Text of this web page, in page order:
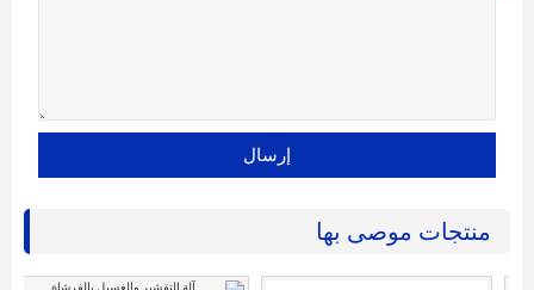
إرسال
منتجات موصى بها